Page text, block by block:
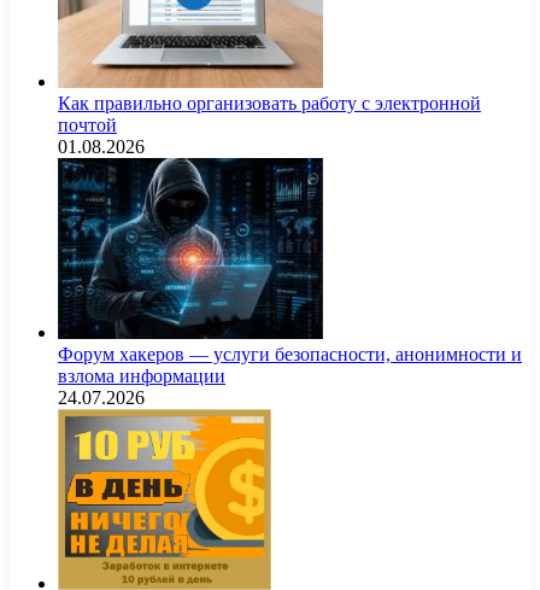
Как правильно организовать работу с электронной
почтой
01.08.2026
Форум хакеров — услуги безопасности, анонимности и
взлома информации
24.07.2026